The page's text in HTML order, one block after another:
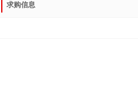
求购信息